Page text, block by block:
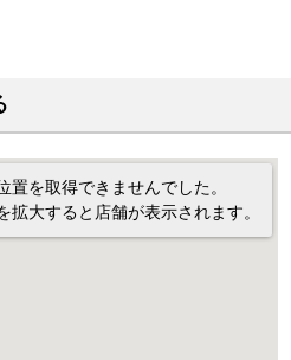
置を取得できませんでした。
拡大すると店舗が表示されます。